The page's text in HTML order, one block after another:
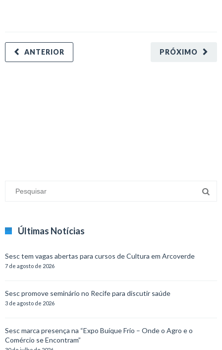
PRÓXIMO
ANTERIOR
Últimas Notícias
Sesc tem vagas abertas para cursos de Cultura em Arcoverde
7 de agosto de 2026
Sesc promove seminário no Recife para discutir saúde
3 de agosto de 2026
Sesc marca presença na “Expo Buíque Frio – Onde o Agro e o
Comércio se Encontram”